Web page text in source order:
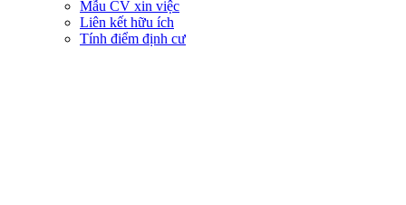
Mẫu CV xin việc
Liên kết hữu ích
Tính điểm định cư